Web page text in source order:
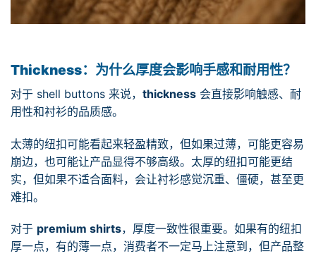
Thickness：为什么厚度会影响手感和耐用性？
对于 shell buttons 来说， thickness 会直接影响触感、耐
用性和衬衫的品质感。
太薄的纽扣可能看起来轻盈精致，但如果过薄，可能更容易
崩边，也可能让产品显得不够高级。太厚的纽扣可能更结
实，但如果不适合面料，会让衬衫感觉沉重、僵硬，甚至更
难扣。
对于 premium shirts，厚度一致性很重要。如果有的纽扣
厚一点，有的薄一点，消费者不一定马上注意到，但产品整